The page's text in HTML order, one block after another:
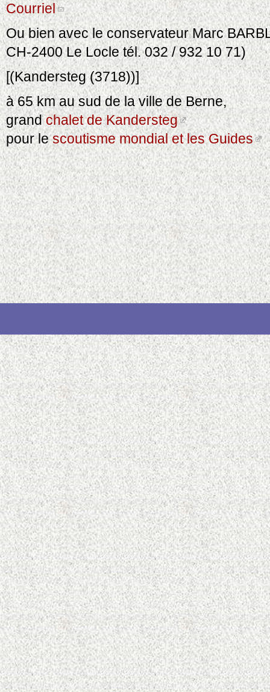
Courriel
Ou bien avec le conservateur Marc
CH-2400 Le Locle tél. 032 / 932 10 71)
[(Kandersteg (3718))]
à 65 km au sud de la ville de Berne,
grandchalet de Kandersteg
pour lescoutisme mondial et les Guides